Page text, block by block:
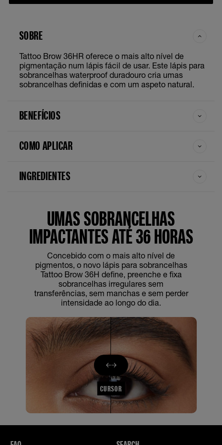
SOBRE
Tattoo Brow 36HR oferece o mais alto nível de
pigmentação num lápis fácil de usar. Este lápis para
sobrancelhas waterproof duradouro cria umas
sobrancelhas definidas e com um aspeto natural.
BENEFÍCIOS
COMO APLICAR
INGREDIENTES
UMAS SOBRANCELHAS
IMPACTANTES ATÉ 36 HORAS
Concebido com o mais alto nível de
pigmentos, o novo lápis para sobrancelhas
Tattoo Brow 36H define, preenche e fixa
sobrancelhas irregulares sem
transferências, sem manchas e sem perder
intensidade ao longo do dia.
CURSOR